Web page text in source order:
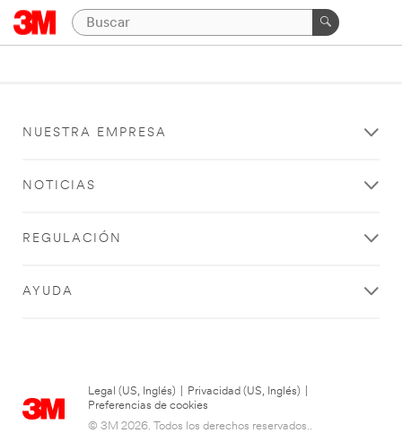
NUESTRA EMPRESA
NOTICIAS
REGULACIÓN
AYUDA
Legal (US, Inglés) Privacidad (US, Inglés)
Preferencias de cookies
© 3M 2026. Todos los derechos reservados..